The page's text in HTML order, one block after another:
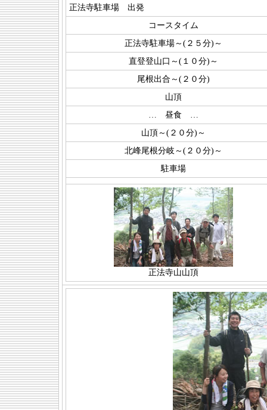
正法寺駐車場 出発
コースタイム
正法寺駐車場～(２５分)～
直登登山口～(１０分)～
尾根出合～(２０分)
山頂
… 昼食 …
山頂～(２０分)～
北峰尾根分岐～(２０分)～
駐車場
正法寺山山頂